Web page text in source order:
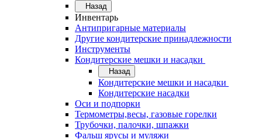
Назад
Инвентарь
Антипригарные материалы
Другие кондитерские принадлежности
Инструменты
Кондитерские мешки и насадки
Назад
Кондитерские мешки и насадки
Кондитерские насадки
Оси и подпорки
Термометры,весы, газовые горелки
Трубочки, палочки, шпажки
Фальш ярусы и муляжи